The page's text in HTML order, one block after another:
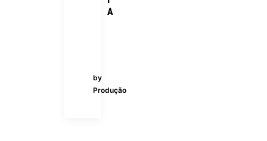
A
by
Produção